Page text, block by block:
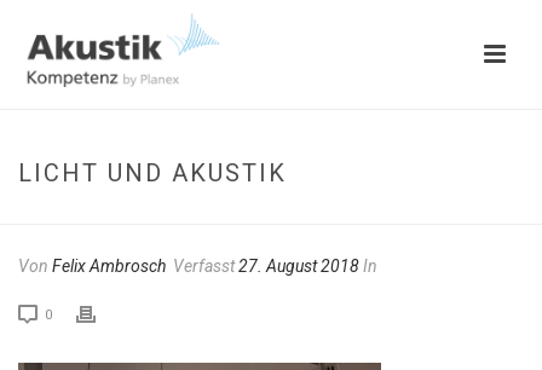
LICHT UND AKUSTIK
Von Felix Ambrosch Verfasst27. August 2018In
0